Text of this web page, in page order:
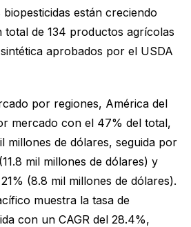
están creciendo
total de 134 productos agrícolas
aprobados por el USDA
por regiones, América del
mercado con el 47% del total,
millones de dólares, seguida por
mil millones de dólares) y
(8.8 mil millones de dólares).
muestra la tasa de
con un CAGR del 28.4%,